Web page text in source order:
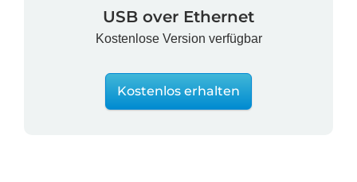
USB over Ethernet
Kostenlose Version verfügbar
Kostenlos erhalten